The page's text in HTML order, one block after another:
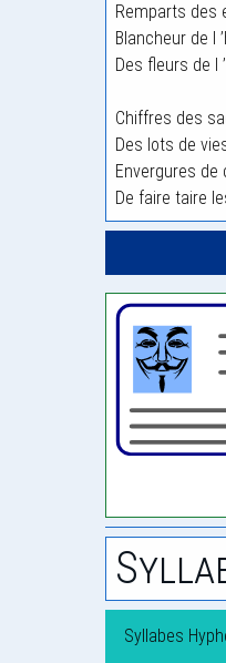
Remparts des
Blancheur de l
Des fleurs de l
Chiffres des
Des lots de
Envergures de
De faire taire
Syllabes